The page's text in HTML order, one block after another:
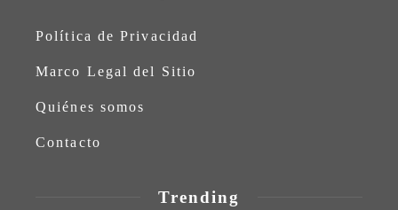
Política de Privacidad
Marco Legal del Sitio
Quiénes somos
Contacto
Trending